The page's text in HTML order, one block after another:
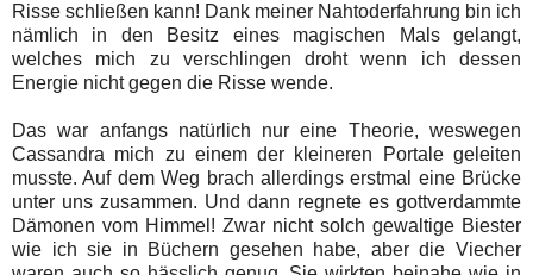
Risse schließen kann! Dank meiner Nahtoderfahrung bin ich
nämlich in den Besitz eines magischen Mals gelangt,
welches mich zu verschlingen droht wenn ich dessen
Energie nicht gegen die Risse wende.
Das war anfangs natürlich nur eine Theorie, weswegen
Cassandra mich zu einem der kleineren Portale geleiten
musste. Auf dem Weg brach allerdings erstmal eine Brücke
unter uns zusammen. Und dann regnete es gottverdammte
Dämonen vom Himmel! Zwar nicht solch gewaltige Biester
wie ich sie in Büchern gesehen habe, aber die Viecher